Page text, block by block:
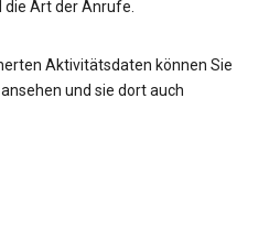
Art der Anrufe.
Aktivitätsdaten können Sie
und sie dort auch